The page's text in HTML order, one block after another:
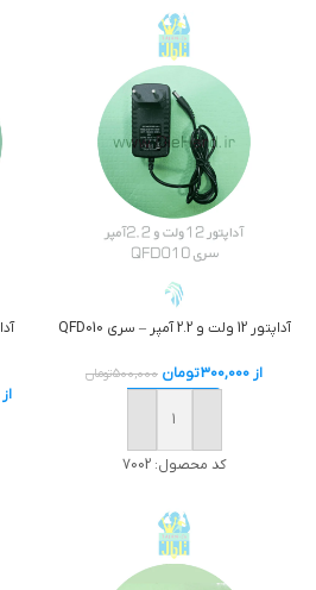
آداپتور 12 ولت و 2.2 آمپر – سری QFD010
از 300,000تومان 500,000تومان
خرید
کد محصول: 7002
از